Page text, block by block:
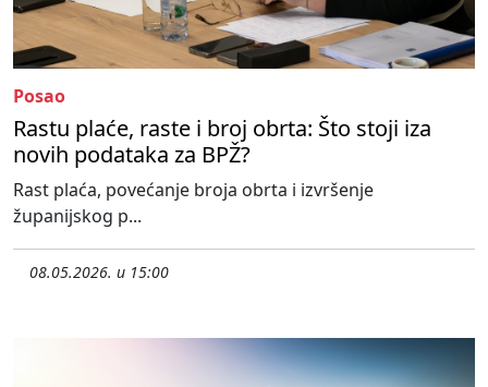
Posao
Rastu plaće, raste i broj obrta: Što stoji iza
novih podataka za BPŽ?
Rast plaća, povećanje broja obrta i izvršenje
županijskog p...
08.05.2026. u 15:00